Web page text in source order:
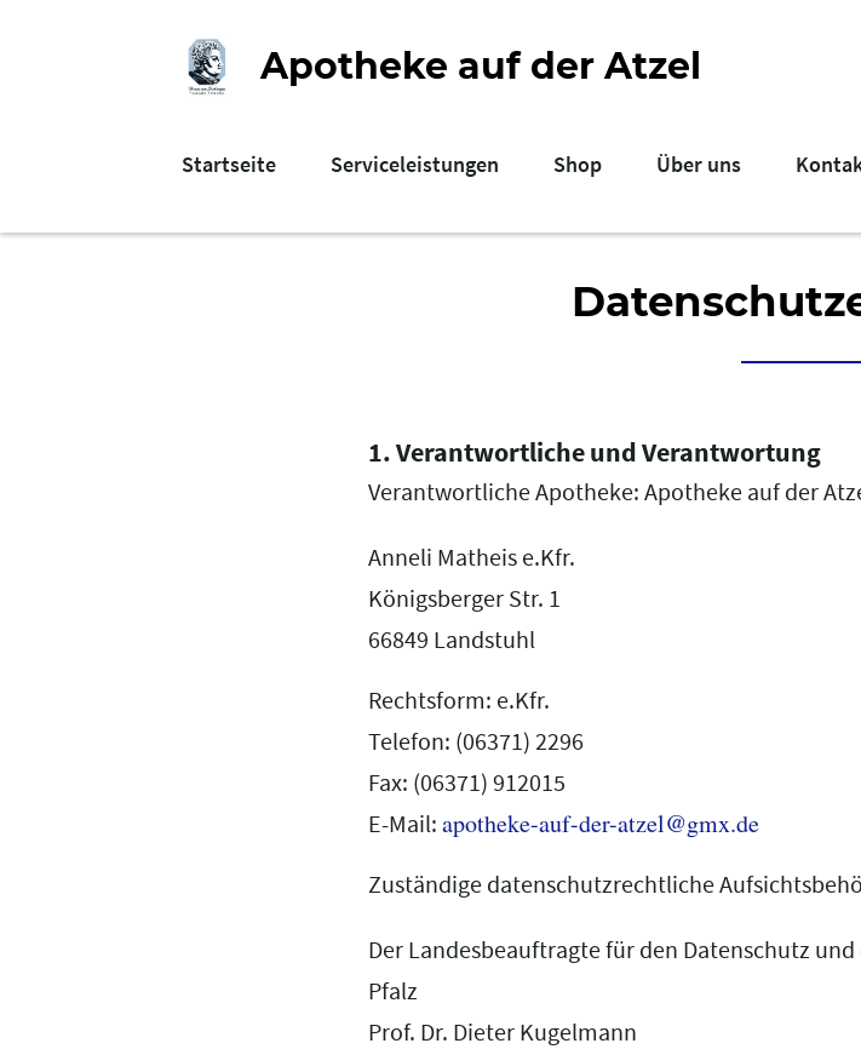
Apotheke auf der Atzel
Startseite Serviceleistungen Shop Über uns
1. Verantwortliche und Verantwortung
Verantwortliche Apotheke: Apotheke auf der
Anneli Matheis e.Kfr.
Königsberger Str. 1
66849 Landstuhl
Rechtsform: e.Kfr.
Telefon: (06371) 2296
Fax: (06371) 912015
E-Mail: apotheke-auf-der-atzel@gmx.de
Zuständige datenschutzrechtliche
Der Landesbeauftragte für den Datenschutz
Pfalz
Prof. Dr. Dieter Kugelmann